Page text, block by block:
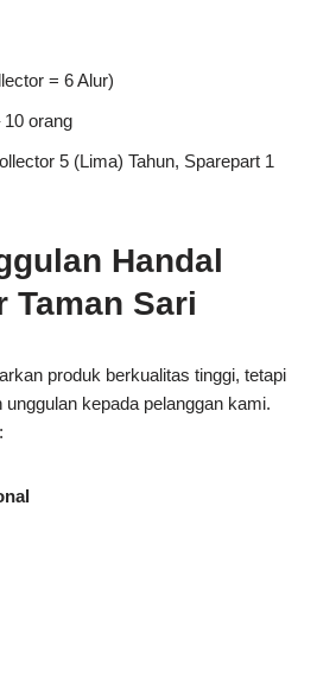
= 6 Alur)
orang
5 (Lima) Tahun, Sparepart 1
Handal
Taman Sari
produk berkualitas tinggi, tetapi
kepada pelanggan kami.